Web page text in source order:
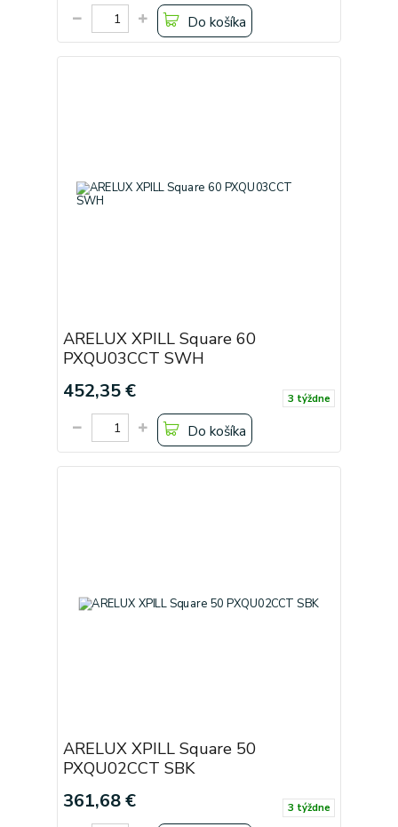
Do košíka
ARELUX XPILL Square 60
PXQU03CCT SWH
452,35 € 3 týždne
Do košíka
ARELUX XPILL Square 50
PXQU02CCT SBK
361,68 € 3 týždne